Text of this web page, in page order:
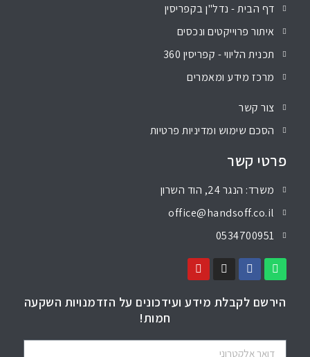
דף הבית - נדל"ן בקפריסין
איתור פרוייקטים ונכסים
תכנית הליווי - קפריסין 360
מרכז מידע ומאמרים
צור קשר
הסכם שימוש ומדיניות פרטיות
פרטי קשר
משרד: הנגר 24, הוד השרון
office@handsoff.co.il
0534700951
הירשם לקבלת מידע ועידכונים על הזדמנויות השקעה
חמות!